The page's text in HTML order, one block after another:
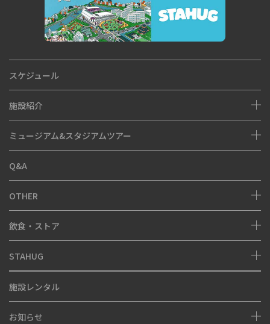
スケジュール
施設紹介
座席図
アクセス・駐車場
ピースウォール・モニュメント
ミュージアム&スタジアムツアー
ミュージアム
スタジアムツアー
Q&A
OTHER
ピースポダイアログツアー
飲食・ストア
FOOD
SHOP
STAHUG
About
STAHUG Blog
施設レンタル
お知らせ